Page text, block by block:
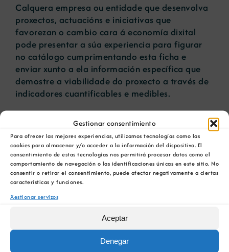
Gestionar consentimiento
Para ofrecer las mejores experiencias, utilizamos tecnologías como las
cookies para almacenar y/o acceder a la información del dispositivo. El
consentimiento de estas tecnologías nos permitirá procesar datos como el
comportamiento de navegación o las identificaciones únicas en este sitio. No
consentir o retirar el consentimiento, puede afectar negativamente a ciertas
características y funciones.
Xestionar servizos
Aceptar
Denegar
Calquera empresa ou entidade que desenvolva
proxectos, actuacións e iniciativas que
favorezan o cambio cara á economía dixital
pode presentar a súa experiencia para figurar
no catálogo cumprimentando esta ficha e
enviar xunto a ela información específica que
demostre a viabilidade do proxecto a través de
indicadores cuantificables e medibles.
identifícase como unha BPEC, e tras unha
análise exhaustiva de cada un dos factores que
a describen, levará a cabo unha valoración
positiva das mesmas, en función das seguintes
directrices:
Relevancia para a EC: a BPEC reflicte de
dirixido á transición á EC como
consecuencia da súa implementación.
Innovación: a BPEC constitúe unha